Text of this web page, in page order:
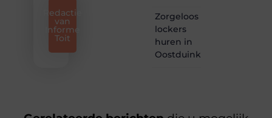
Redactie
van
Informe
Toit
Zorgeloos
lockers
huren in
Oostduinkerke